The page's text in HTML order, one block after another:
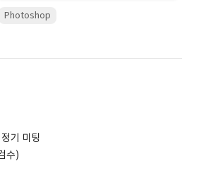
Photoshop
기 미팅
수)